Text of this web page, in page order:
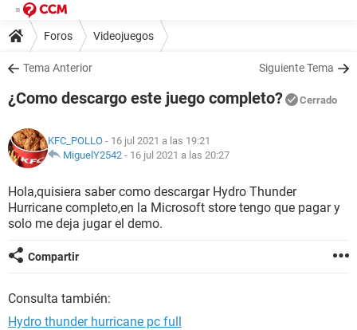
Foros Videojuegos
Tema Anterior Siguiente Tema
¿Como descargo este juego completo? Cerrado
KFC_POLLO - 16 jul 2021 a las 19:21
MiguelY2542 - 16 jul 2021 a las 20:27
Hola,quisiera saber como descargar Hydro Thunder
Hurricane completo,en la Microsoft store tengo que pagar y
solo me deja jugar el demo.
Compartir
Consulta también:
Hydro thunder hurricane pc full